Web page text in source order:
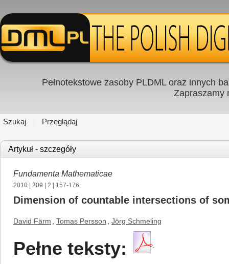
Pełnotekstowe zasoby PLDML oraz innych
Zapraszamy
Szukaj Przeglądaj
Artykuł - szczegóły
Fundamenta Mathematicae
2010 209 2 | 157-176
Dimension of countable intersections of
David Färm Tomas Persson Jörg Schmeling
Pełne teksty: